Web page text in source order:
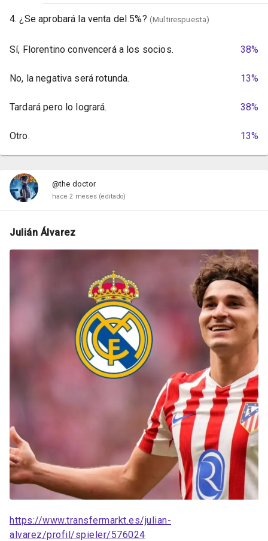
4. ¿Se aprobará la venta del 5%? (Multirespuesta)
Sí, Florentino convencerá a los socios. 38%
No, la negativa será rotunda. 13%
Tardará pero lo logrará. 38%
Otro. 13%
@the doctor
hace 2 meses (editado)
Julián Álvarez
https://www.transfermarkt.es/julian-
alvarez/profil/spieler/576024